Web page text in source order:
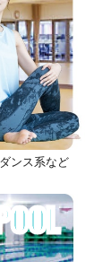
ンス系など